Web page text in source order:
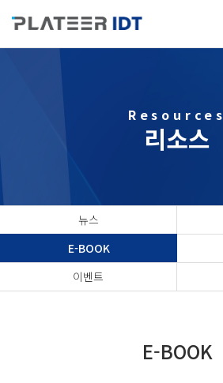
Resources
리소스
뉴스
E-BOOK
이벤트
E-BOOK